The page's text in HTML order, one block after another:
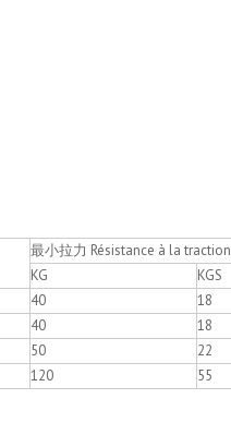
最小拉力 Résistance à la traction
KG
KGS
40
18
40
18
50
22
120 55